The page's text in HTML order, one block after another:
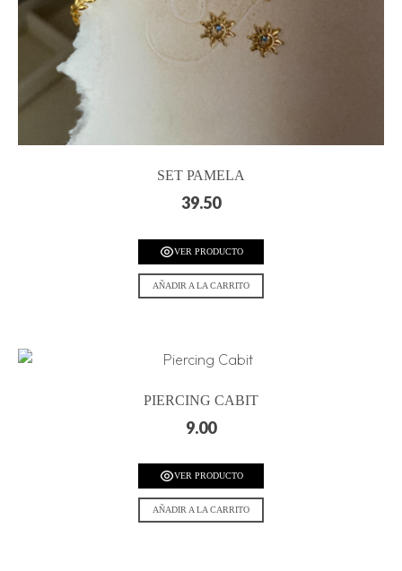
SET PAMELA
39.50
VER PRODUCTO
AÑADIR A LA CARRITO
PIERCING CABIT
9.00
VER PRODUCTO
AÑADIR A LA CARRITO